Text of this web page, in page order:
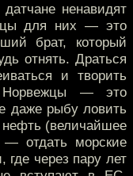
ненавидят
для них — это
брат, который
отнять. Драться
и творить
Норвежцы — это
даже рыбу ловить
(величайшее
— отдать морские
где через пару лет